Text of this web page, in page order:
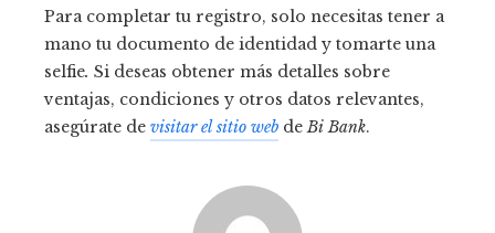
Para completar tu registro, solo necesitas tener a
mano tu documento de identidad y tomarte una
selfie. Si deseas obtener más detalles sobre
ventajas, condiciones y otros datos relevantes,
asegúrate de visitar el sitio web deBi Bank.